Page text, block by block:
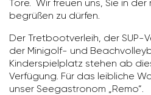
Tore. Wir freuen uns, Sie in
begrüßen zu dürfen.
Der Tret­boot­ver­leih, der SUP-
der Mini­golf- und
Kinder­spiel­platz stehen ab
Verfü­gung. Für das leib­liche
unser Seegas­tronom „Remo“.